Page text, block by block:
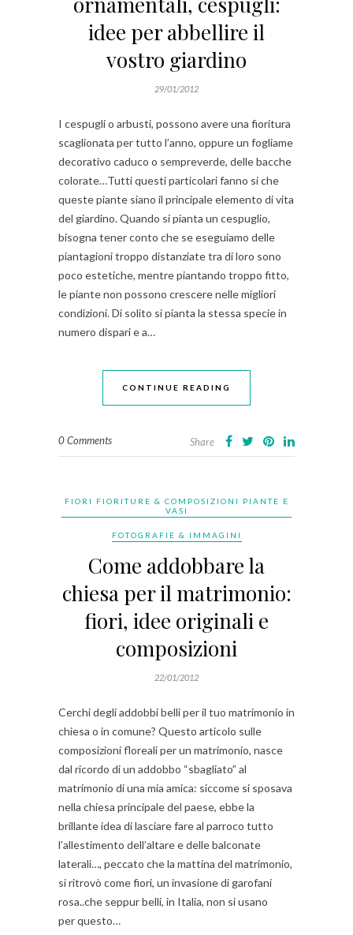
idee per abbellire il
vostro giardino
29/01/2012
I cespugli o arbusti, possono avere una fioritura
scaglionata per tutto l’anno, oppure un fogliame
decorativo caduco o sempreverde, delle bacche
colorate…Tutti questi particolari fanno si che
queste piante siano il principale elemento di vita
del giardino. Quando si pianta un cespuglio,
bisogna tener conto che se eseguiamo delle
piantagioni troppo distanziate tra di loro sono
poco estetiche, mentre piantando troppo fitto,
le piante non possono crescere nelle migliori
condizioni. Di solito si pianta la stessa specie in
numero dispari e a…
CONTINUE READING
0 Comments Share
FIORI FIORITURE & COMPOSIZIONI PIANTE E
VASI
FOTOGRAFIE & IMMAGINI
Come addobbare la
chiesa per il matrimonio:
fiori, idee originali e
composizioni
22/01/2012
Cerchi degli addobbi belli per il tuo matrimonio in
chiesa o in comune? Questo articolo sulle
composizioni floreali per un matrimonio, nasce
dal ricordo di un addobbo “sbagliato” al
matrimonio di una mia amica: siccome si sposava
nella chiesa principale del paese, ebbe la
brillante idea di lasciare fare al parroco tutto
l’allestimento dell’altare e delle balconate
laterali…, peccato che la mattina del matrimonio,
si ritrovò come fiori, un invasione di garofani
rosa..che seppur belli, in Italia, non si usano
per questo…